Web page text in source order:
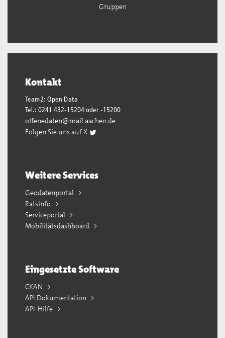
Gruppen
Kontakt
Team2: Open Data
Tel.: 0241 432-15204 oder -15200
offenedaten@mail.aachen.de
Folgen Sie uns auf X
Weitere Services
Geodatenportal
Ratsinfo
Serviceportal
Mobilitätsdashboard
Eingesetzte Software
CKAN
API Dokumentation
API-Hilfe